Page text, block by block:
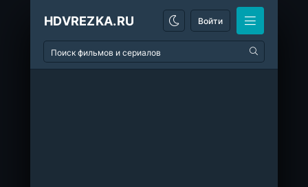
HDVREZKA.RU Войти